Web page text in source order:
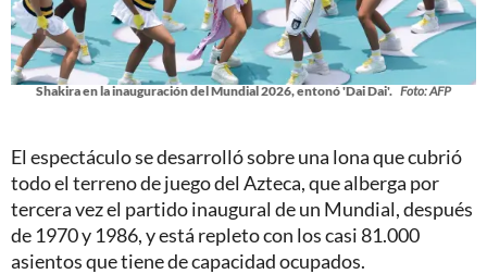
Shakira en la inauguración del Mundial 2026, entonó 'Dai Dai'. Foto: AFP
El espectáculo se desarrolló sobre una lona que cubrió
todo el terreno de juego del Azteca, que alberga por
tercera vez el partido inaugural de un Mundial, después
de 1970 y 1986, y está repleto con los casi 81.000
asientos que tiene de capacidad ocupados.